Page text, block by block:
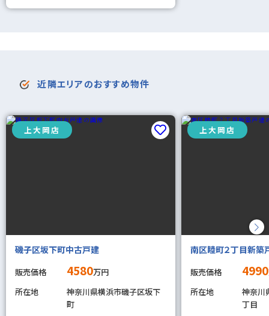
近隣エリアのおすすめ物件
上大岡店
磯子区坂下町中古戸建
販売価格 4580万円
所在地
神奈川県横浜市磯子区坂下
町
上大岡店
南区睦町２丁目新築
販売価格 4990
所在地
神奈川
丁目